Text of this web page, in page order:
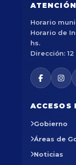
Horario
Horario de
hs.
Dirección:
ACCESOS
Gobierno
Áreas de
Noticias